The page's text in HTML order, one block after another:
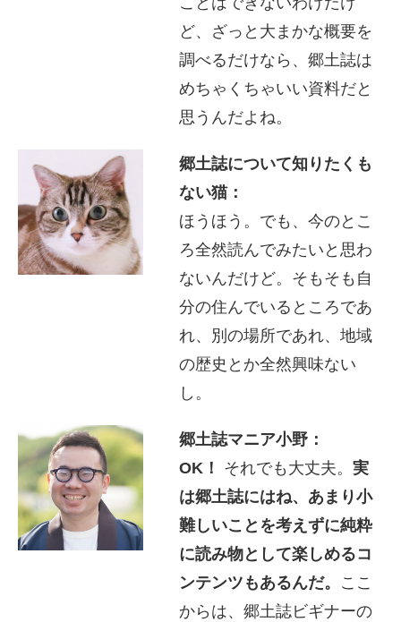
ど、ざっと大まかな概要を
調べるだけなら、郷土誌は
めちゃくちゃいい資料だと
思うんだよね。
郷土誌について知りたくも
ない猫：
ほうほう。でも、今のとこ
ろ全然読んでみたいと思わ
ないんだけど。そもそも自
分の住んでいるところであ
れ、別の場所であれ、地域
の歴史とか全然興味ない
し。
郷土誌マニア小野：
OK！
それでも大丈夫。 実
は郷土誌にはね、あまり小
難しいことを考えずに純粋
に読み物として楽しめるコ
ンテンツもあるんだ。 ここ
からは、郷土誌ビギナーの